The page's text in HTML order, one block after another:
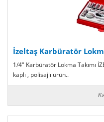
İzeltaş Karbüratör
1/4" Karbüratör Lokma Takımı
kaplı , polisajlı ürün..